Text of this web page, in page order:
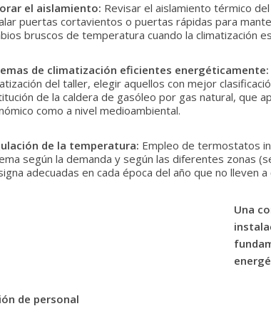
el aislamiento: Revisar el aislamiento térmico
puertas cortavientos o puertas rápidas para
bruscos de temperatura cuando la climatización
de climatización eficientes energéticamente:
del taller, elegir aquellos con mejor
de la caldera de gasóleo por gas natural, que
como a nivel medioambiental.
de la temperatura: Empleo de termostatos
según la demanda y según las diferentes zonas
adecuadas en cada época del año que no lleven
Una
de personal